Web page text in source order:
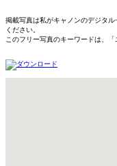
掲載写真は私がキャノンのデジタ
ください。
このフリー写真のキーワードは、